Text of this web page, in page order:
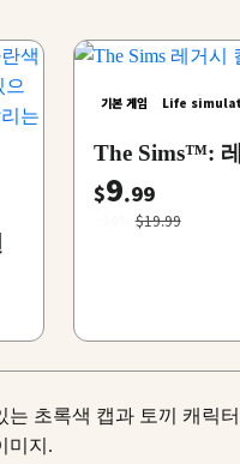
기본 게임 Life
The Sims™:
$9.99
$19.99